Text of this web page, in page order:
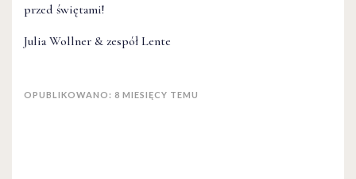
przed świętami!
Julia Wollner & zespół Lente
OPUBLIKOWANO: 8 MIESIĘCY TEMU